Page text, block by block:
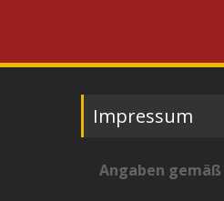
Impressum
Angaben gemäß